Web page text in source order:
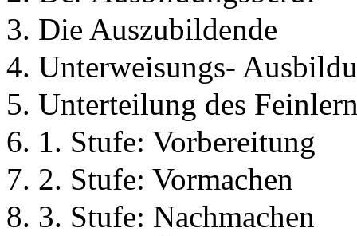
3. Die Auszubildende
4. Unterweisungs-
5. Unterteilung des
6. 1. Stufe: Vorbereitung
7. 2. Stufe: Vormachen
8. 3. Stufe: Nachmachen